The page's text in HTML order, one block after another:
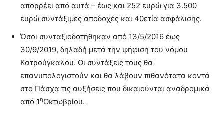
απορρέει από αυτά – έως και 252 ευρώ για 3.500
ευρώ συντάξιμες αποδοχές και 40ετία ασφάλισης.
Όσοι συνταξιοδοτήθηκαν από 13/5/2016 έως
30/9/2019, δηλαδή μετά την ψήφιση του νόμου
Κατρούγκαλου. Οι συντάξεις τους θα
επανυπολογιστούν και θα λάβουν πιθανότατα κοντά
στο Πάσχα τις αυξήσεις που δικαιούνται αναδρομικά
από 1ηΟκτωβρίου.